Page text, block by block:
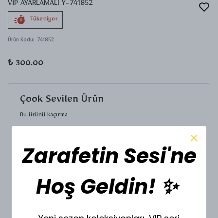
VİP AYARLAMALI Y-741852
Tükeniyor
Ürün Kodu: 741852
₺ 300.00
Çook Sevilen Ürün
Bu ürünü kaçırma
VİP GOLD KOLYE K-67
₺ 400.00
KOLYE UCU SEÇİNİZ.
Zarafetin Sesi'ne
Hoş Geldin! ✨